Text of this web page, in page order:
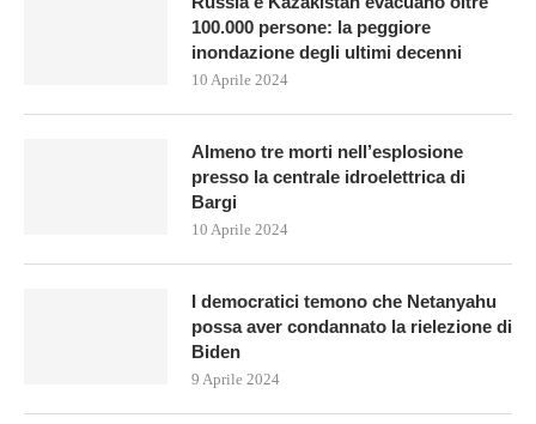
100.000 persone: la peggiore
inondazione degli ultimi decenni
10 Aprile 2024
Almeno tre morti nell’esplosione
presso la centrale idroelettrica di
Bargi
10 Aprile 2024
I democratici temono che Netanyahu
possa aver condannato la rielezione di
Biden
9 Aprile 2024